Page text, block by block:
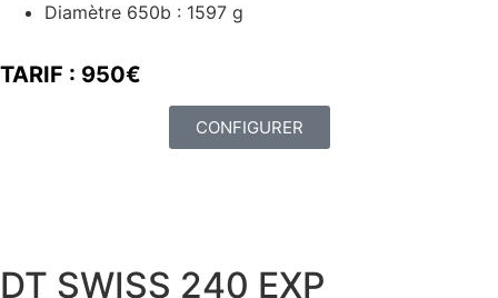
Diamètre 650b : 1597 g
TARIF : 950€
CONFIGURER
DT SWISS 240 EXP